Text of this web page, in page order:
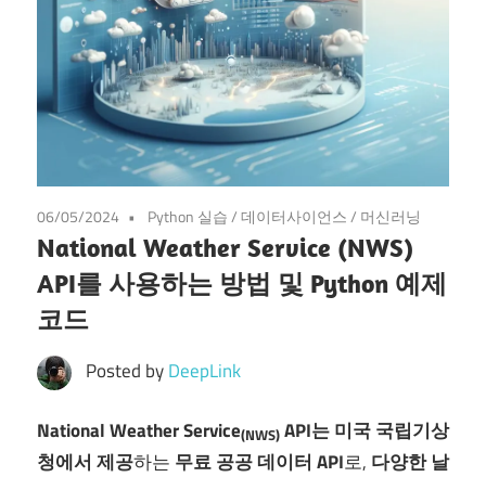
06/05/2024 Python 실습/데이터사이언스/ 머신러닝
National Weather Service (NWS)
API를 사용하는 방법 및 Python 예제
코드
Posted byDeepLink
National Weather Service(NWS) API는 미국 국립기상
청에서 제공하는 무료 공공 데이터 API로, 다양한 날